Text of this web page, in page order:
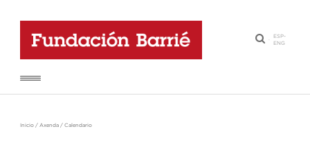
·
ESP-
ENG
Inicio / Axenda / Calendario